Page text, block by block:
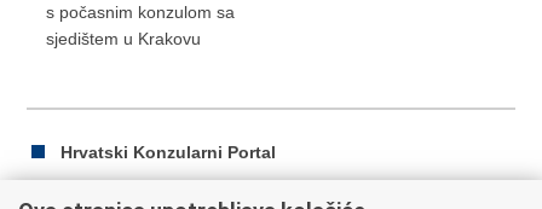
s počasnim konzulom sa
sjedištem u Krakovu
Hrvatski Konzularni Portal